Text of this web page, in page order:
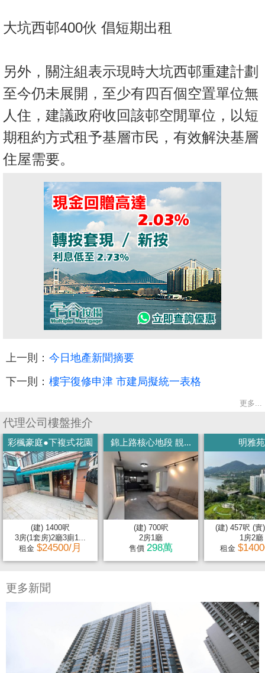
大坑西邨400伙 倡短期出租
另外，關注組表示現時大坑西邨重建計劃
至今仍未展開，至少有四百個空置單位無
人住，建議政府收回該邨空閒單位，以短
期租約方式租予基層市民，有效解決基層
住屋需要。
上一則： 今日地產新聞摘要
下一則： 樓宇復修申津 市建局擬統一表格
更多...
代理公司樓盤推介
彩楓豪庭●下複式花園
(建) 1400呎
3房(1套房)2廳3廁1...
租金 $24500/月
錦上路核心地段 靚...
(建) 700呎
2房1廳
售價 298萬
明雅苑
(建) 457呎 (實
1房2廳
租金
更多新聞